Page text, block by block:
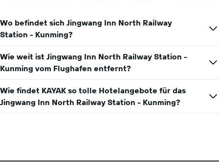
Wo befindet sich Jingwang Inn North Railway
Station - Kunming?
Wie weit ist Jingwang Inn North Railway Station -
Kunming vom Flughafen entfernt?
Wie findet KAYAK so tolle Hotelangebote für das
Jingwang Inn North Railway Station - Kunming?